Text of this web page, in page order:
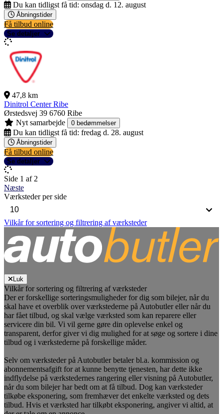
Du kan tidligst få tid: onsdag d. 12. august
Åbningstider
Få tilbud online
Se detaljer
47,8 km
Dinitrol Center Ribe
Ørstedsvej 39 6760 Ribe
Nyt samarbejde
0 bedømmelser
Du kan tidligst få tid: fredag d. 28. august
Åbningstider
Få tilbud online
Se detaljer
Side 1 af 2
Næste
Værksteder per side
Vilkår for sortering og filtrering af værksteder
Luk
Vilkår for sortering og filtrering af værksteder
Der er forskellige sorteringsmuligheder for dig som bilejer, når du
skal have et overblik over værkstederne på Autobutler eller når du
har fået tilbud, og skal vælge værksted som kan reparere eller
servicere din bil. Vi vil gerne gøre din oplevelse enkel og
transparent, derfor giver vi dig mulighed for at søge og sortere i dine
tilbud og i værkstederne på forskellige måder.
Selv om værksteder på Autobutler betaler bl.a. kommission og
abonnementsafgift for at kunne benytte tjenesten, har dette ikke
indflydelse på værkstedernes rangering eller visning på Autobutler,
når du som bilejer har bedt om at få tilbud. Dog kan værksteder
tilkøbe eksponering, som fremhæver det enkelte værksted og dets
tilbud. Hvis et værksted har tilkøbt eksponering, angiver vi altid, at